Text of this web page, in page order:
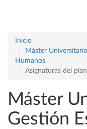
Inicio
Máster
Humanos
Asignaturas del
Máster
Gestión